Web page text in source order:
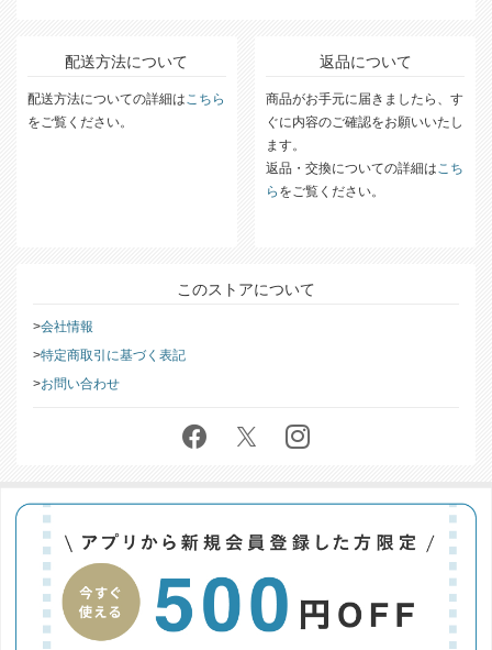
配送方法について
配送方法についての詳細は こちら
をご覧ください。
返品について
商品がお手元に届きましたら、す
ぐに内容のご確認をお願いいたし
ます。
返品・交換についての詳細は こち
ら をご覧ください。
このストアについて
会社情報
特定商取引に基づく表記
お問い合わせ